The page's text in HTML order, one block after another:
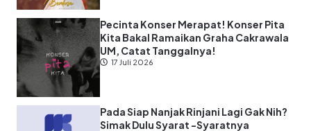
Pecinta Konser Merapat! Konser Pita
Kita Bakal Ramaikan Graha Cakrawala
UM, Catat Tanggalnya!
17 Juli 2026
Pada Siap Nanjak Rinjani Lagi Gak Nih?
Simak Dulu Syarat -Syaratnya